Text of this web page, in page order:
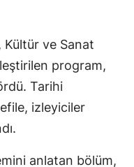
Kültür ve Sanat
program,
Tarihi
izleyiciler
anlatan bölüm,